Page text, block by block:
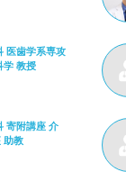
医歯学系専攻
学 教授
寄附講座 介
助教